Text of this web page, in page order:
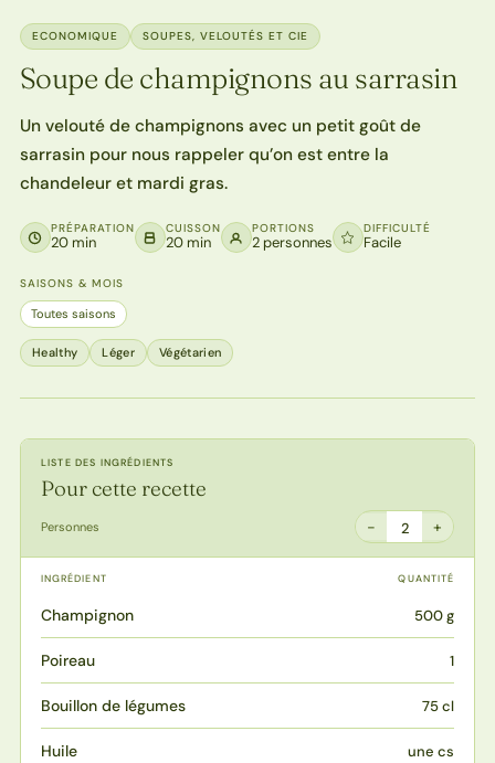
ECONOMIQUE SOUPES, VELOUTÉS ET CIE
Soupe de champignons au sarrasin
Un velouté de champignons avec un petit goût de
sarrasin pour nous rappeler qu’on est entre la
chandeleur et mardi gras.
PRÉPARATION
20 min
CUISSON
20 min
PORTIONS
2 personnes
DIFFICULTÉ
Facile
SAISONS & MOIS
Toutes saisons
Healthy Léger Végétarien
LISTE DES INGRÉDIENTS
Pour cette recette
Personnes − 2 +
INGRÉDIENT QUANTITÉ
Champignon 500 g
Poireau 1
Bouillon de légumes 75 cl
Huile une cs